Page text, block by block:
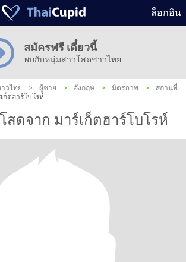
ล็อกอิน
สมัครฟรี เดี๋ยวนี้
พบกับหนุ่มสาวโสดชาวไทย
วไทย > ผู้ชาย > อังกฤษ > มิตรภาพ >
สถานที่
ก็ตฮาร์โบโรห์
ดจาก มาร์เก็ตฮาร์โบโรห์